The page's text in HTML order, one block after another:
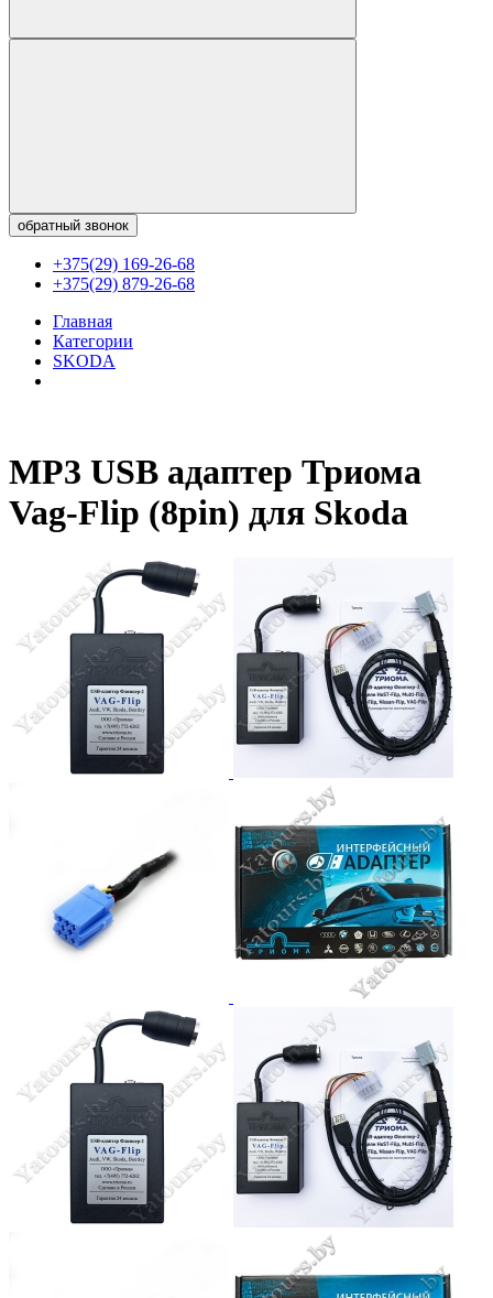
обратный звонок
+375(29) 169-26-68
+375(29) 879-26-68
Главная
Категории
SKODA
MP3 USB адаптер Триома
Vag-Flip (8pin) для Skoda